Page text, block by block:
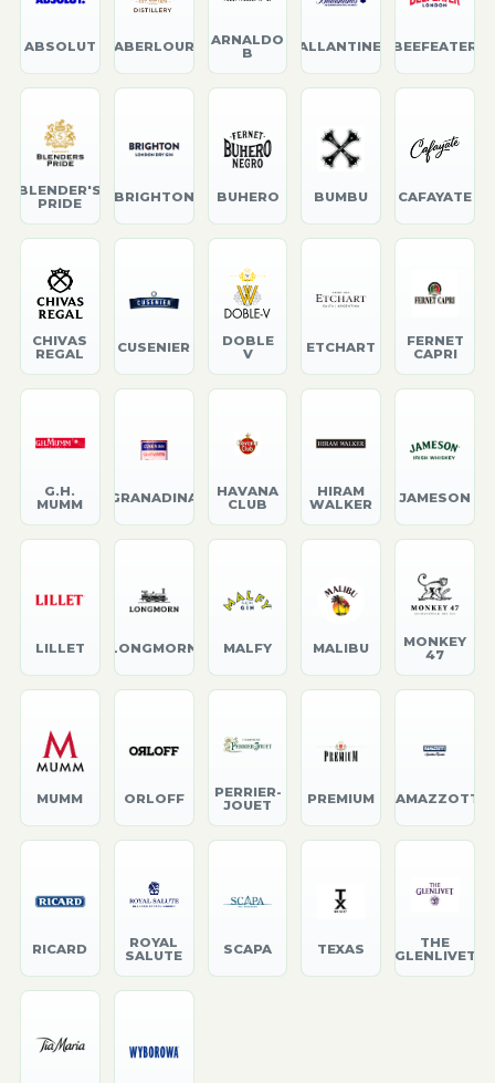
ABSOLUT ABERLOUR
ARNALDO
B
BALLANTINE'S BEEFEATER
BLENDER'S
PRIDE
BRIGHTON BUHERO BUMBU CAFAYATE
CHIVAS
REGAL
CUSENIER
DOBLE
V
ETCHART
FERNET
CAPRI
G.H.
MUMM
GRANADINA
HAVANA
CLUB
HIRAM
WALKER
JAMESON
LILLET LONGMORN MALFY MALIBU
MONKEY
47
MUMM ORLOFF
PERRIER-
JOUET
PREMIUM RAMAZZOTTI
RICARD
ROYAL
SALUTE
SCAPA TEXAS
THE
GLENLIVET